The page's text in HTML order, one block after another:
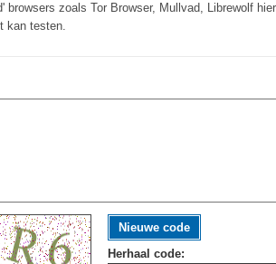
browsers zoals Tor Browser, Mullvad, Librewolf
kan testen.
Nieuwe code
Herhaal code: